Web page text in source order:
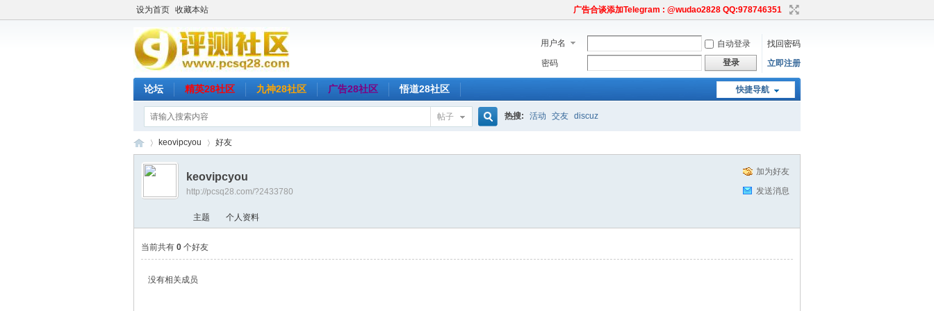
设为首页 收藏本站 广告合谈添加Telegram : @wudao2828 QQ:978746351
用户名 自动登录
找回密码
密码
登录 立即注册
快捷导航
论坛 精英28社区 九神28社区 广告28社区 悟道28社区
帖子 热搜: 活动 交友 discuz
›
keovipcyou 好友
加为好友
发送消息
keovipcyou
http://pcsq28.com/?2433780
主题 个人资料
当前共有 0 个好友
没有相关成员